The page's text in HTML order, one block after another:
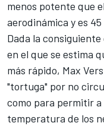
menos potente que
aerodinámica y es
Dada la
en el que se estima
más rápido, Max
"tortuga" por no
como para permitir
temperatura de los